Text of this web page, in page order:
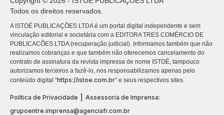
Todos os direitos reservados.
A ISTOÉ PUBLICAÇÕES LTDA é um portal digital independente e sem
vinculação editorial e societária com a EDITORA TRES COMÉRCIO DE
PUBLICACÕES LTDA (recuperação judicial). Informamos também que não
realizamos cobranças e que também não oferecemos cancelamento do
contrato de assinatura da revista impressa de nome ISTOÉ, tampouco
autorizamos terceiros a fazê-lo, nos responsabilizamos apenas pelo
conteúdo digital “https://istoe.com.br” e seus respectivos sites.
Política de Privacidade
Assessoria de Imprensa:
grupoentre.imprensa@agenciafr.com.br